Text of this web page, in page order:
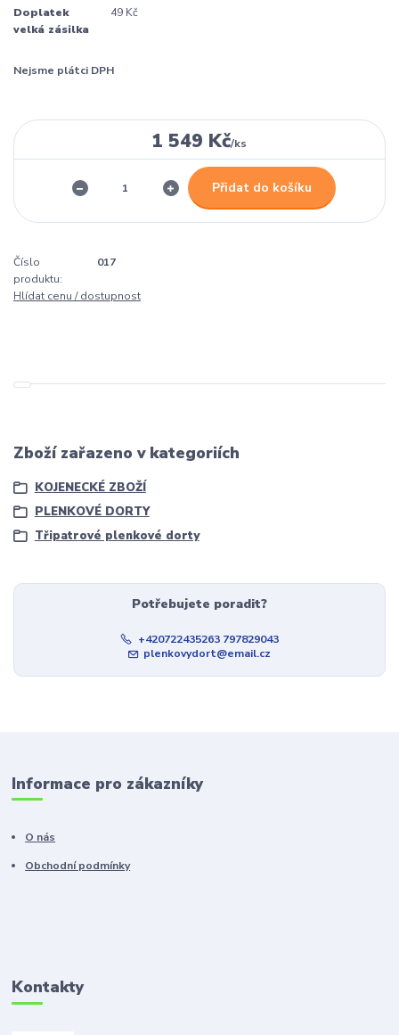
Doplatek
velká zásilka
49 Kč
Nejsme plátci DPH
1 549 Kč/ks
Přidat do košíku
Číslo
produktu:
017
Hlídat cenu / dostupnost
Zboží zařazeno v kategoriích
KOJENECKÉ ZBOŽÍ
PLENKOVÉ DORTY
Třipatrové plenkové dorty
Potřebujete poradit?
+420722435263 797829043
plenkovydort@email.cz
Informace pro zákazníky
O nás
Obchodní podmínky
Kontakty